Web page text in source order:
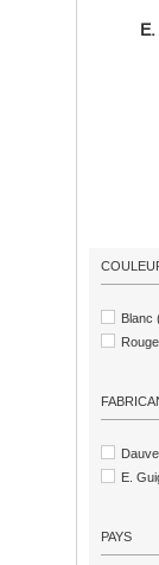
Blanc
Rouge
E.
PAYS